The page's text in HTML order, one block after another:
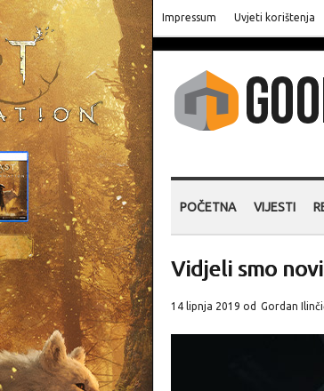
Impressum Uvjeti korištenja
POČETNA VIJESTI
Vidjeli smo
14 lipnja 2019 od Gordan